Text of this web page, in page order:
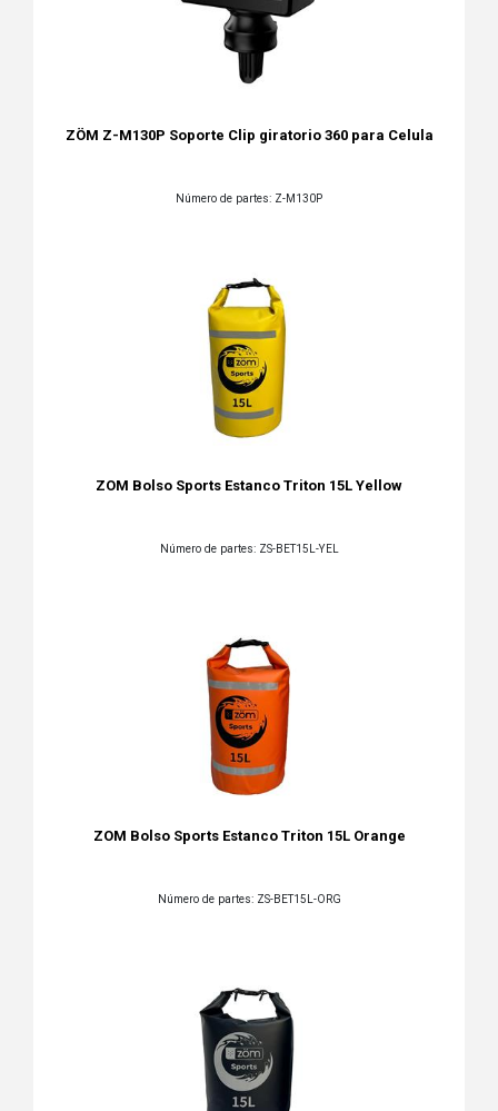
ZÖM Z-M130P Soporte Clip giratorio 360 para Celula
Número de partes: Z-M130P
ZOM Bolso Sports Estanco Triton 15L Yellow
Número de partes: ZS-BET15L-YEL
ZOM Bolso Sports Estanco Triton 15L Orange
Número de partes: ZS-BET15L-ORG